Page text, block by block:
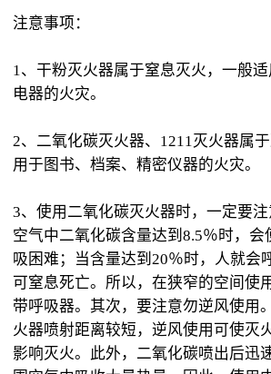
注意事项：
1、干粉灭火器属于窒息灭火，一般
电器的火灾。
2、二氧化碳灭火器、1211灭火器属
用于图书、档案、精密仪器的火灾。
3、使用二氧化碳灭火器时，一定要
空气中二氧化碳含量达到8.5％时，会
吸困难；当含量达到20％时，人就会
可窒息死亡。所以，在狭窄的空间使
带呼吸器。其次，要注意勿逆风使用
火器喷射距离较短，逆风使用可使灭
影响灭火。此外，二氧化碳喷出后迅